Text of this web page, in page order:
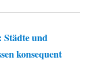
Städte und
konsequent